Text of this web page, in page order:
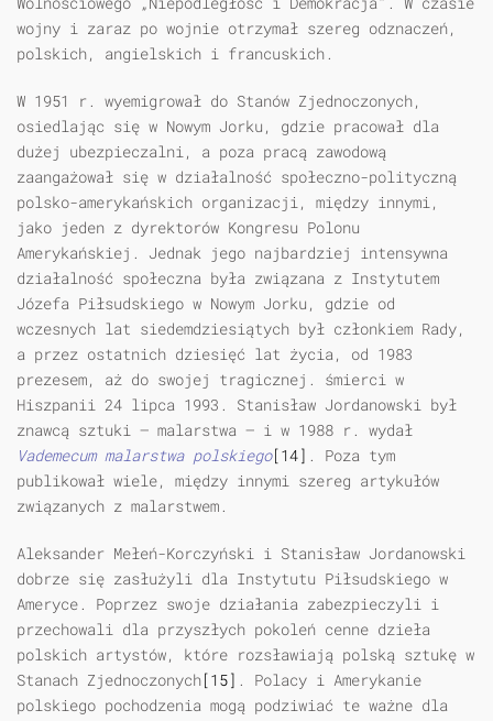
wojny i zaraz po wojnie otrzymał szereg odznaczeń,
polskich, angielskich i francuskich.
W 1951 r. wyemigrował do Stanów Zjednoczonych,
osiedlając się w Nowym Jorku, gdzie pracował dla
dużej ubezpieczalni, a poza pracą zawodową
zaangażował się w działalność społeczno-polityczną
polsko-amerykańskich organizacji, między innymi,
jako jeden z dyrektorów Kongresu Polonu
Amerykańskiej. Jednak jego najbardziej intensywna
działalność społeczna była związana z Instytutem
Józefa Piłsudskiego w Nowym Jorku, gdzie od
wczesnych lat siedemdziesiątych był członkiem Rady,
a przez ostatnich dziesięć lat życia, od 1983
prezesem, aż do swojej tragicznej. śmierci w
Hiszpanii 24 lipca 1993. Stanisław Jordanowski był
znawcą sztuki — malarstwa — i w 1988 r. wydał
Vademecum malarstwa polskiego[14] . Poza tym
publikował wiele, między innymi szereg artykułów
związanych z malarstwem.
Aleksander Mełeń-Korczyński i Stanisław Jordanowski
dobrze się zasłużyli dla Instytutu Piłsudskiego w
Ameryce. Poprzez swoje działania zabezpieczyli i
przechowali dla przyszłych pokoleń cenne dzieła
polskich artystów, które rozsławiają polską sztukę w
Stanach Zjednoczonych[15] . Polacy i Amerykanie
polskiego pochodzenia mogą podziwiać te ważne dla